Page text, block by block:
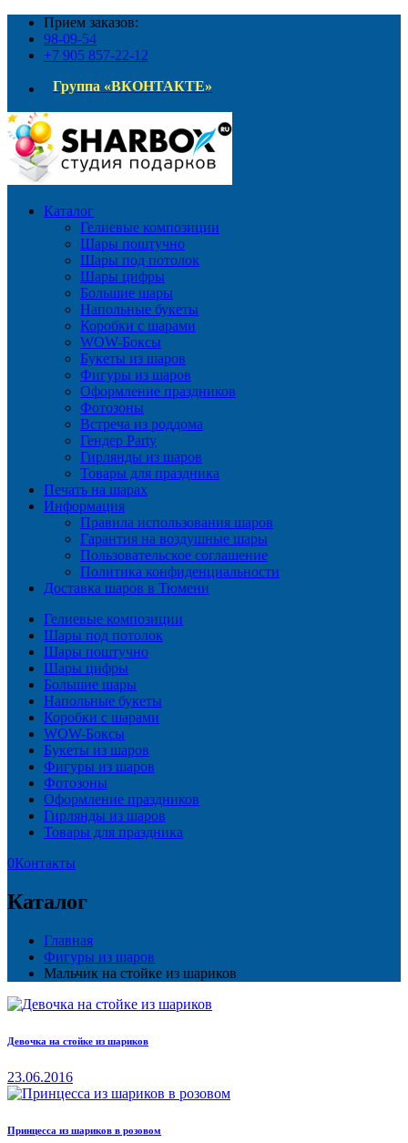
Прием заказов:
98-09-54
+7 905 857-22-12
Группа «ВКОНТАКТЕ»
Каталог
Гелиевые композиции
Шары поштучно
Шары под потолок
Шары цифры
Большие шары
Напольные букеты
Коробки с шарами
WOW-Боксы
Букеты из шаров
Фигуры из шаров
Оформление праздников
Фотозоны
Встреча из роддома
Гендер Party
Гирлянды из шаров
Товары для праздника
Печать на шарах
Информация
Правила использования шаров
Гарантия на воздушные шары
Пользовательское соглашение
Политика конфиденциальности
Доставка шаров в Тюмени
Гелиевые композиции
Шары под потолок
Шары поштучно
Шары цифры
Большие шары
Напольные букеты
Коробки с шарами
WOW-Боксы
Букеты из шаров
Фигуры из шаров
Фотозоны
Оформление праздников
Гирлянды из шаров
Товары для праздника
0Контакты
Каталог
Главная
Фигуры из шаров
Мальчик на стойке из шариков
Девочка на стойке из шариков
23.06.2016
Принцесса из шариков в розовом